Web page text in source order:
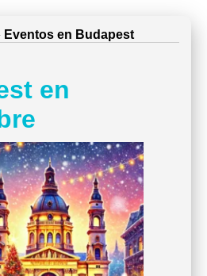
Eventos en Budapest
en